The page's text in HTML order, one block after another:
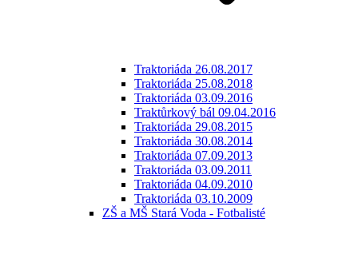
Traktoriáda 26.08.2017
Traktoriáda 25.08.2018
Traktoriáda 03.09.2016
Traktůrkový bál 09.04.2016
Traktoriáda 29.08.2015
Traktoriáda 30.08.2014
Traktoriáda 07.09.2013
Traktoriáda 03.09.2011
Traktoriáda 04.09.2010
Traktoriáda 03.10.2009
ZŠ a MŠ Stará Voda - Fotbalisté